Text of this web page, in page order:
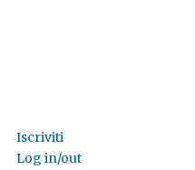
Iscriviti
Log in/out